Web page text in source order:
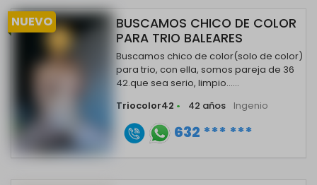
NUEVO
BUSCAMOS CHICO DE COLOR
PARA TRIO BALEARES
Buscamos chico de color(solo de color)
para trio, con ella, somos pareja de 36
42.que sea serio, limpio......
Triocolor42 • 42 años Ingenio
632 *** ***